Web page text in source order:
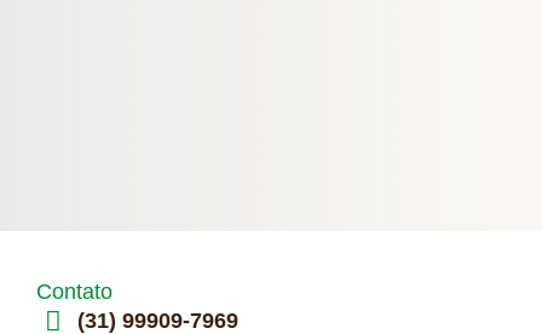
Contato
(31) 99909-7969